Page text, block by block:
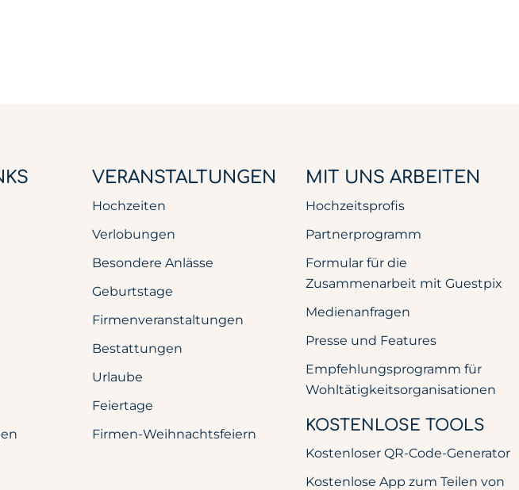
VERANSTALTUNGEN
Hochzeiten
Verlobungen
Besondere Anlässe
Geburtstage
Firmenveranstaltungen
Bestattungen
Urlaube
Feiertage
Firmen-Weihnachtsfeiern
MIT UNS ARBEITEN
Hochzeitsprofis
Partnerprogramm
Formular für die
Zusammenarbeit mit Guestpix
Medienanfragen
Presse und Features
Empfehlungsprogramm für
Wohltätigkeitsorganisationen
KOSTENLOSE TOOLS
Kostenloser QR-Code-Generator
Kostenlose App zum Teilen von